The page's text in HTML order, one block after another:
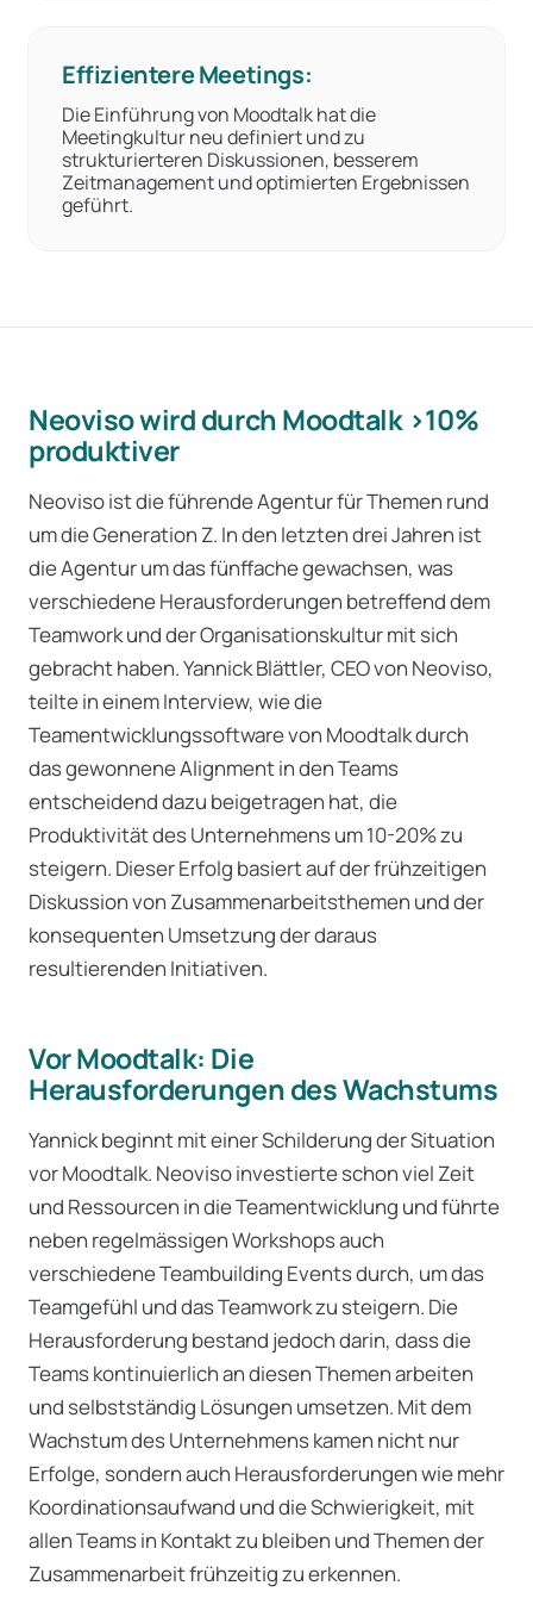
Effizientere Meetings:
Die Einführung von Moodtalk hat die
Meetingkultur neu definiert und zu
strukturierteren Diskussionen, besserem
Zeitmanagement und optimierten Ergebnissen
geführt.
Neoviso wird durch Moodtalk >10%
produktiver
Neoviso ist die führende Agentur für Themen rund
um die Generation Z. In den letzten drei Jahren ist
die Agentur um das fünffache gewachsen, was
verschiedene Herausforderungen betreffend dem
Teamwork und der Organisationskultur mit sich
gebracht haben. Yannick Blättler, CEO von Neoviso,
teilte in einem Interview, wie die
Teamentwicklungssoftware von Moodtalk durch
das gewonnene Alignment in den Teams
entscheidend dazu beigetragen hat, die
Produktivität des Unternehmens um 10-20% zu
steigern. Dieser Erfolg basiert auf der frühzeitigen
Diskussion von Zusammenarbeitsthemen und der
konsequenten Umsetzung der daraus
resultierenden Initiativen.
Vor Moodtalk: Die
Herausforderungen des Wachstums
Yannick beginnt mit einer Schilderung der Situation
vor Moodtalk. Neoviso investierte schon viel Zeit
und Ressourcen in die Teamentwicklung und führte
neben regelmässigen Workshops auch
verschiedene Teambuilding Events durch, um das
Teamgefühl und das Teamwork zu steigern. Die
Herausforderung bestand jedoch darin, dass die
Teams kontinuierlich an diesen Themen arbeiten
und selbstständig Lösungen umsetzen. Mit dem
Wachstum des Unternehmens kamen nicht nur
Erfolge, sondern auch Herausforderungen wie mehr
Koordinationsaufwand und die Schwierigkeit, mit
allen Teams in Kontakt zu bleiben und Themen der
Zusammenarbeit frühzeitig zu erkennen.